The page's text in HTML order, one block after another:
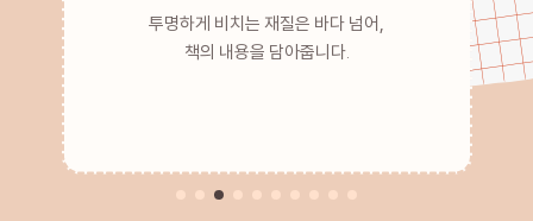
오직 예스24에서만
만날 수 있는 컬러입니다.
2026 다이어리 예스24배송으로 빠르게
다이어리계의 스테디셀러,
휴대가 편리한 A5사이즈 노트에
마음껏 필기하세요.
투명하게 비치는 재질은 바다 넘어,
책의 내용을 담아줍니다.
기분 좋은 독서를 위한 가벼운 책 커버
70g! 공기처럼 가벼운 특수 가공된
기분에 따라 바꾸는 스타일표현 키링
미피 정품인형으로 어디서도 본 적 없는
스티커 하나로 오늘의 기분을 표현해요
요즘 대세!
국내 생산 후기 좋은 아이템
넉넉한 수납력을 자랑하는 가죽 필통
코튼 소재에 폭신한 보강재로
디지털 기기를 보관하기 좋아요.
남녀 누구나 편하게 데일리 가방 추천
폰과 지갑을 간단하게 들고 다니고 세탁도 편해요.
오직 예스24에서만
만날 수 있는 컬러입니다.
2026 다이어리 예스24배송으로 빠르게
다이어리계의 스테디셀러,